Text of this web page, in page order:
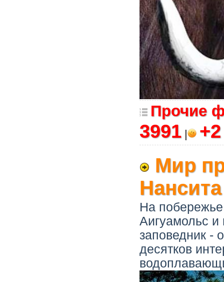
Прочие
3991|
Мир
Нансита
На побережье
Аигуамольс
заповедник -
десятков